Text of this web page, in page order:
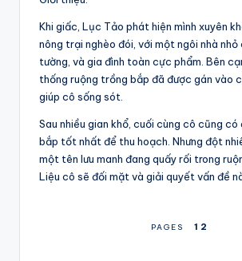
Khi giấc, Lục Tảo phát hiện mình xuyên
nông trại nghèo đói, với một ngôi nhà
tường, và gia đình toàn cực phẩm. Bên
thống ruộng trồng bắp đã được gán vào
giúp cô sống sót.
Sau nhiều gian khổ, cuối cùng cô cũng
bắp tốt nhất để thu hoạch. Nhưng đột
một tên lưu manh đang quấy rối trong
Liệu cô sẽ đối mặt và giải quyết vấn đề
PAGES 1 2